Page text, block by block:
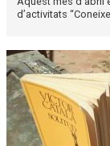
d’activitats